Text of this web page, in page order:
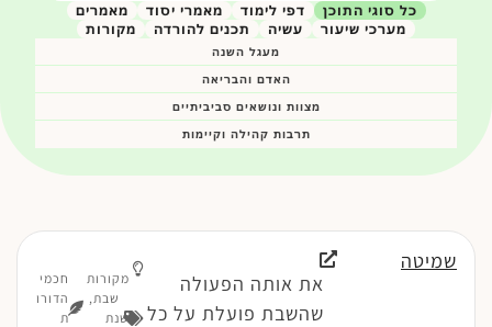
דפי לימוד מאמרי יסוד
מאמרים
מערכי שיעור
עשיה תכנים להורדה מקורות
כל סוגי התוכן
מעגל השנה
האדם והבריאה
מצוות ונושאים סביביתיים
תרבות קהילה וקיימות
שמיטה
את אותה הפעולה
שהשבת פועלת על כל
מקורות
שבת,
שנת
חכמי
הדורו
ת